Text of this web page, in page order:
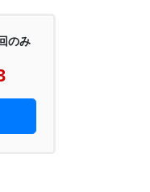
のみ